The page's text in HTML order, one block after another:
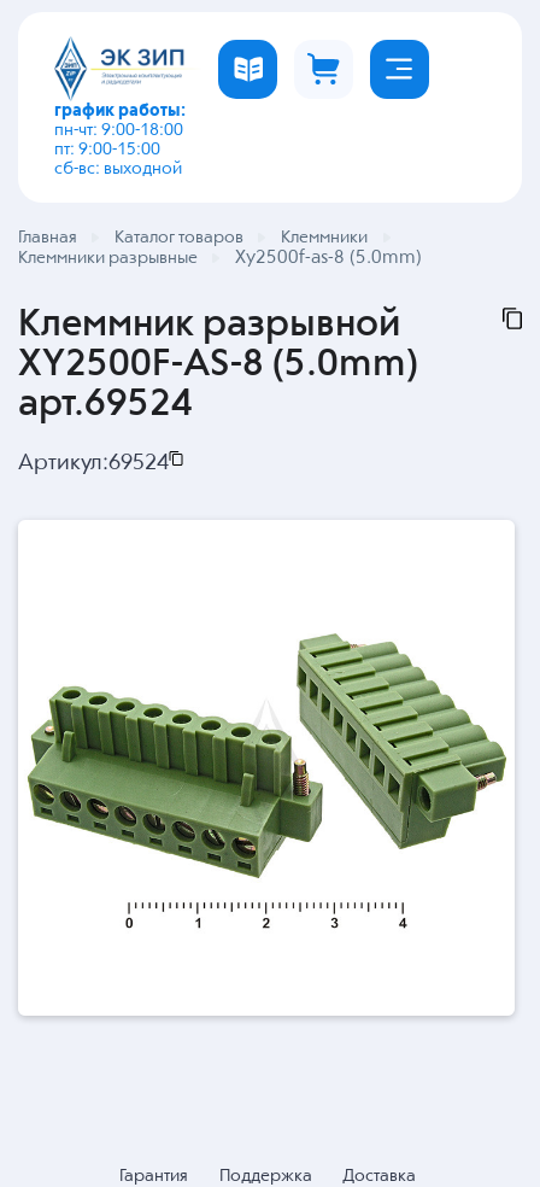
график работы:
пн-чт: 9:00-18:00
пт: 9:00-15:00
сб-вс: выходной
Главная Каталог товаров
Клеммники
Клеммники разрывные
Xy2500f-as-8 (5.0mm)
Клеммник разрывной
XY2500F-AS-8 (5.0mm)
арт.69524
Артикул:69524
Гарантия Поддержка Доставка